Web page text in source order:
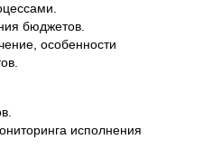
бюджетов.
особенности
исполнения